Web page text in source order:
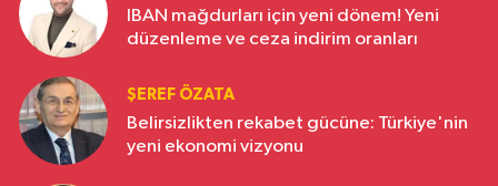
IBAN mağdurları için yeni dönem! Yeni
düzenleme ve ceza indirim oranları
ŞEREF ÖZATA
Belirsizlikten rekabet gücüne: Türkiye'nin
yeni ekonomi vizyonu